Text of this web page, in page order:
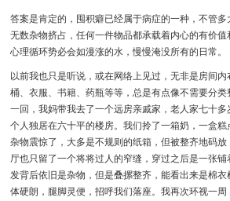
答案是肯定的，囤积癖已经属于病症的一种，不管
无数杂物挤占，任何一件物品都承载着内心的有价
心理循环势必会如漫涨的水，慢慢淹没所有的日常。
以前我也只是听说，或在网络上见过，无非是房间
桶、衣服、书籍、药瓶等等，总是有点像不需要分
一回，我妈带我去了一个远房亲戚家，老人家七十
个人独居在六十平的楼房。我们拎了一箱奶，一盒
杂物震惊了，大多是不规则的纸箱，但被整齐地码
厅也只留了一个将将过人的窄缝，穿过之后是一张
发背后依旧是杂物，但是叠摞整齐，能看出来是棉
体硬朗，腿脚灵便，招呼我们落座。我再次环视一